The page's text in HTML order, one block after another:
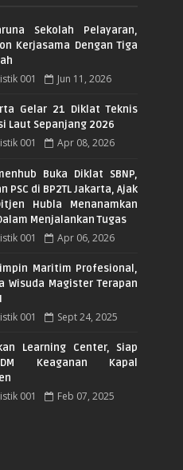
Sekolah Pelayaran,
Kerjasama Dengan Tiga
001 Jun 11, 2026
Gelar 21 Diklat Teknis
Laut Sepanjang 2026
001 Apr 08, 2026
Buka Diklat SBNP,
PSC di BP2TL Jakarta, Ajak
Hubla Menanamkan
Menjalankan Tugas
001 Apr 06, 2026
Maritim Profesional,
Wisuda Magister Terapan
001 Sept 24, 2025
Learning Center, Siap
Keaganan Kapal
001 Feb 07, 2025